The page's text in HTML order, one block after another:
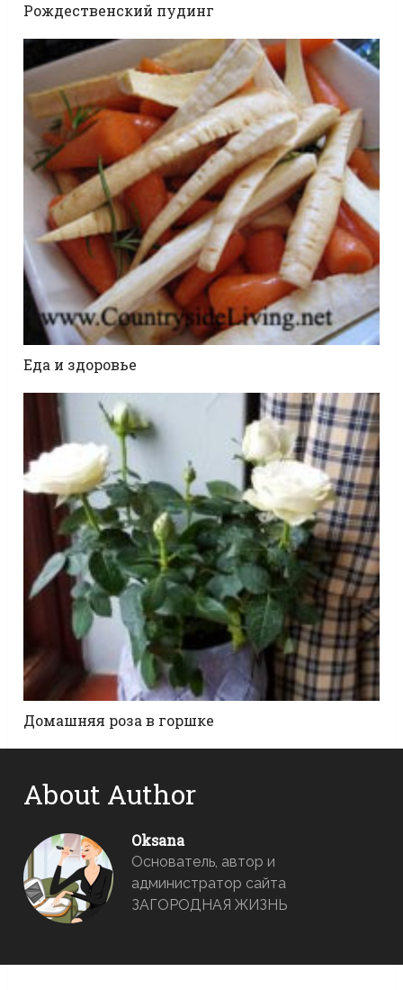
Рождественский пудинг
Еда и здоровье
Домашняя роза в горшке
About Author
Oksana
Основатель, автор и
администратор сайта
ЗАГОРОДНАЯ ЖИЗНЬ